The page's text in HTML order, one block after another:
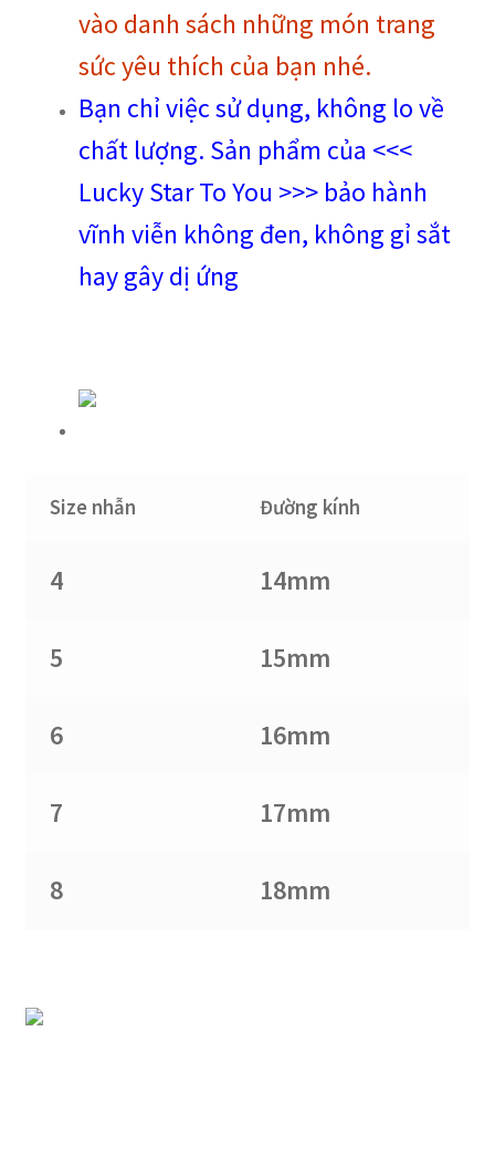
vào danh sách những món trang
sức yêu thích của bạn nhé.
Bạn chỉ việc sử dụng, không lo về
chất lượng. Sản phẩm của <<<
Lucky Star To You >>> bảo hành
vĩnh viễn không đen, không gỉ sắt
hay gây dị ứng
Size nhẫn Đường kính
4 14mm
5 15mm
6 16mm
7 17mm
8 18mm